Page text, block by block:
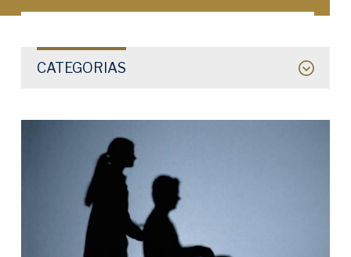
CATEGORIAS